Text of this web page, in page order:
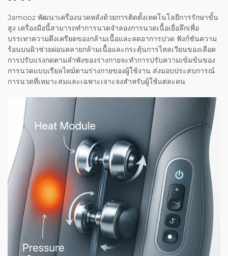
Jamooz พัฒนาเครื่องนวดหลังด้วยการติดตั้งเทคโนโลยีการรักษาขั้น
สูง เครื่องมือนี้สามารถทำการนวดจำลองการนวดเนื้อเยื่อลึกเพื่อ
บรรเทาความตึงเครียดของกล้ามเนื้อและลดอาการปวด ฟังก์ชันความ
ร้อนบนผิวช่วยผ่อนคลายกล้ามเนื้อและกระตุ้นการไหลเวียนของเลือด
การปรับแรงกดตามลำพังของร่างกายจะทำการปรับความเข้มข้นของ
การนวดแบบเรียลไทม์ตามร่างกายของผู้ใช้งาน ส่งมอบประสบการณ์
การนวดที่เหมาะสมและเฉพาะเจาะจงสำหรับผู้ใช้แต่ละคน